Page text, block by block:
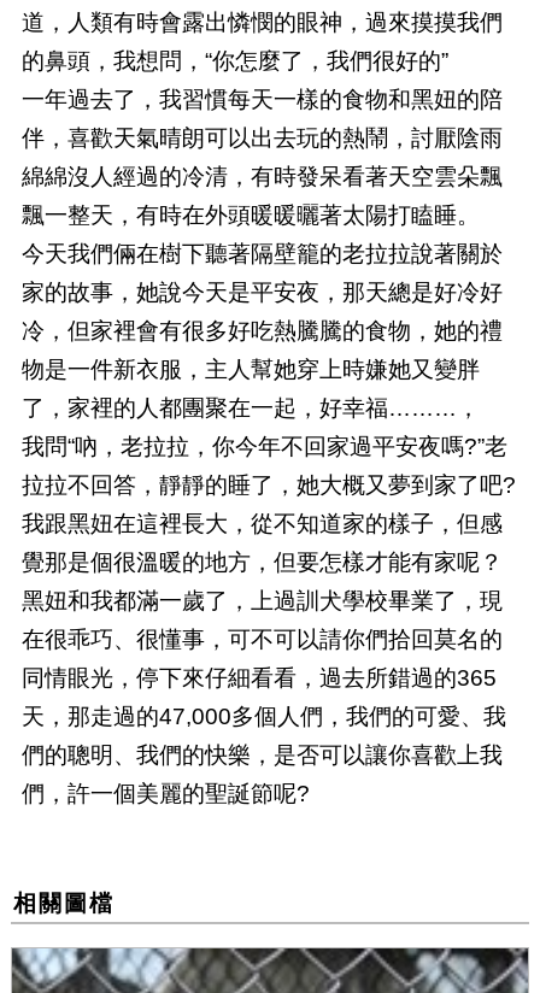
道，人類有時會露出憐憫的眼神，過來摸摸我們
的鼻頭，我想問，“你怎麼了，我們很好的”
一年過去了，我習慣每天一樣的食物和黑妞的陪
伴，喜歡天氣晴朗可以出去玩的熱鬧，討厭陰雨
綿綿沒人經過的冷清，有時發呆看著天空雲朵飄
飄一整天，有時在外頭暖暖曬著太陽打瞌睡。
今天我們倆在樹下聽著隔壁籠的老拉拉說著關於
家的故事，她說今天是平安夜，那天總是好冷好
冷，但家裡會有很多好吃熱騰騰的食物，她的禮
物是一件新衣服，主人幫她穿上時嫌她又變胖
了，家裡的人都團聚在一起，好幸福………，
我問“吶，老拉拉，你今年不回家過平安夜嗎?”老
拉拉不回答，靜靜的睡了，她大概又夢到家了吧?
我跟黑妞在這裡長大，從不知道家的樣子，但感
覺那是個很溫暖的地方，但要怎樣才能有家呢？
黑妞和我都滿一歲了，上過訓犬學校畢業了，現
在很乖巧、很懂事，可不可以請你們拾回莫名的
同情眼光，停下來仔細看看，過去所錯過的365
天，那走過的47,000多個人們，我們的可愛、我
們的聰明、我們的快樂，是否可以讓你喜歡上我
們，許一個美麗的聖誕節呢?
相關圖檔